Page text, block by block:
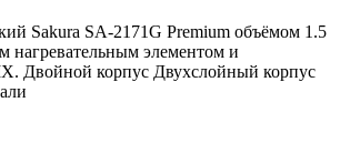
Sakura SA-2171G Premium объёмом 1.5
нагревательным элементом и
Двойной корпус Двухслойный корпус